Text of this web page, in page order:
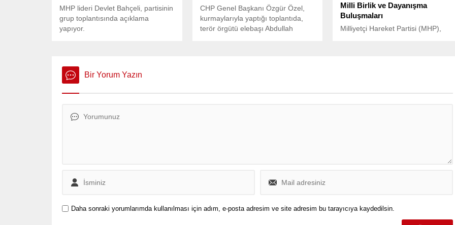
MHP lideri Devlet Bahçeli, partisinin
grup toplantısında açıklama
yapıyor.
CHP Genel Başkanı Özgür Özel,
kurmaylarıyla yaptığı toplantıda,
terör örgütü elebaşı Abdullah
Milli Birlik ve Dayanışma
Buluşmaları
Milliyetçi Hareket Partisi (MHP),
Bir Yorum Yazın
Daha sonraki yorumlarımda kullanılması için adım, e-posta adresim ve site adresim bu tarayıcıya kaydedilsin.